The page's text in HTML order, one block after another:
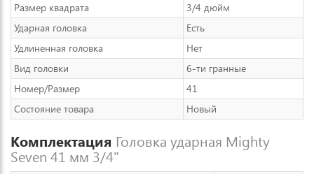
Размер квадрата
3/4 дюйм
Ударная головка
Есть
Удлиненная головка
Нет
Вид головки
6-ти гранные
Номер/Размер
41
Состояние товара
Новый
Комплектация Головка ударная Mighty
Seven 41 мм 3/4"